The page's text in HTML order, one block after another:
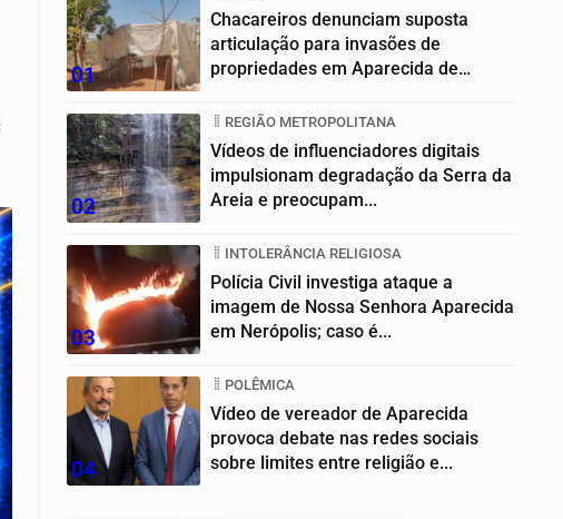
01
Chacareiros denunciam suposta
articulação para invasões de
propriedades em Aparecida de
02
REGIÃO METROPOLITANA
Vídeos de influenciadores digitais
impulsionam degradação da Serra da
Areia e preocupam...
03
INTOLERÂNCIA RELIGIOSA
Polícia Civil investiga ataque a
imagem de Nossa Senhora Aparecida
em Nerópolis; caso é...
04
POLÊMICA
Vídeo de vereador de Aparecida
provoca debate nas redes sociais
sobre limites entre religião e...